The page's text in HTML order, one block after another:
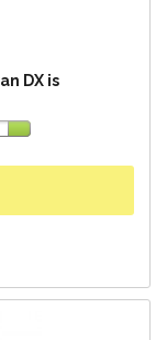
DX is